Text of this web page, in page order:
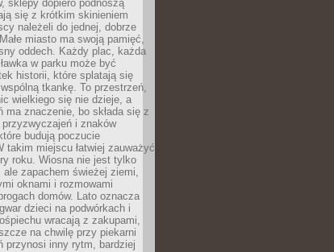
sklepy dopiero podnoszą
się z krótkim skinieniem
należeli do jednej, dobrze
miasto ma swoją pamięć,
oddech. Każdy plac, każda
w parku może być
historii, które splatają się
tkankę. To przestrzeń,
wielkiego się nie dzieje, a
ma znaczenie, bo składa się z
i znaków
budują poczucie
takim miejscu łatwiej zauważyć
roku. Wiosna nie jest tylko
ale zapachem świeżej ziemi,
oknami i rozmowami
domów. Lato oznacza
dzieci na podwórkach i
wracają z zakupami,
na chwilę przy piekarni
przynosi inny rytm, bardziej